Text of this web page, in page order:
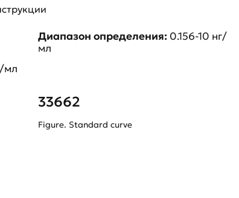
Диапазон определения: 0.156-10 нг/
мл
мл
33662
Figure. Standard curve